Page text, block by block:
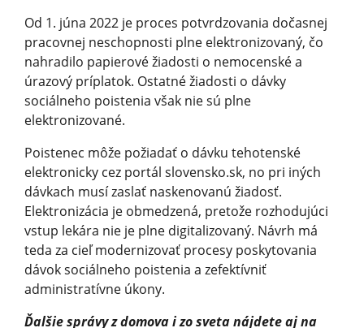
Od 1. júna 2022 je proces potvrdzovania dočasnej
pracovnej neschopnosti plne elektronizovaný, čo
nahradilo papierové žiadosti o nemocenské a
úrazový príplatok. Ostatné žiadosti o dávky
sociálneho poistenia však nie sú plne
elektronizované.
Poistenec môže požiadať o dávku tehotenské
elektronicky cez portál slovensko.sk, no pri iných
dávkach musí zaslať naskenovanú žiadosť.
Elektronizácia je obmedzená, pretože rozhodujúci
vstup lekára nie je plne digitalizovaný. Návrh má
teda za cieľ modernizovať procesy poskytovania
dávok sociálneho poistenia a zefektívniť
administratív­ne úkony.
Ďalšie správy z domova i zo sveta nájdete aj na